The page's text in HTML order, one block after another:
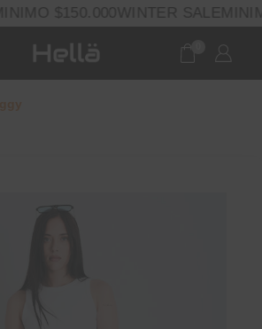
$150.000WINTER SALE